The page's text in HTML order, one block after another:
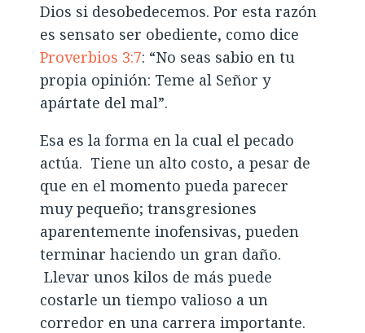
Dios si desobedecemos. Por esta razón
es sensato ser obediente, como dice
Proverbios 3:7: “No seas sabio en tu
propia opinión: Teme al Señor y
apártate del mal”.
Esa es la forma en la cual el pecado
actúa. Tiene un alto costo, a pesar de
que en el momento pueda parecer
muy pequeño; transgresiones
aparentemente inofensivas, pueden
terminar haciendo un gran daño.
Llevar unos kilos de más puede
costarle un tiempo valioso a un
corredor en una carrera importante.